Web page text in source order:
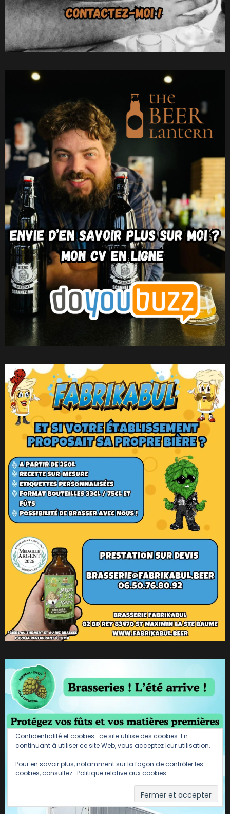
Confidentialité et cookies : ce site utilise des cookies. En
continuant à utiliser ce site Web, vous acceptez leur utilisation.
Pour en savoir plus, notamment sur la façon de contrôler les
cookies, consultez : Politique relative aux cookies